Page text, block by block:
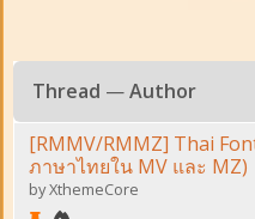
Thread —Author
[RMMV/RMMZ] Thai
ภาษาไทยใน MV และ MZ)
byXthemeCore